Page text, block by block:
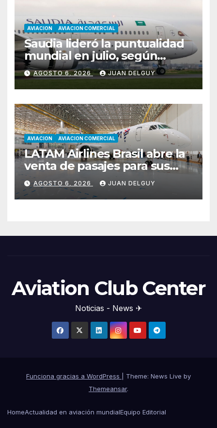
AVIACION AVIACION COMERCIAL
Saudia lideró la puntualidad
mundial en julio, según
Cirium
AGOSTO 6, 2026 JUAN DELGUY
AVIACION AVIACION COMERCIAL
LATAM Airlines Brasil abre la
venta de pasajes para sus
nuevos Embraer E195-E2 y
anuncia la expansión de su
red
AGOSTO 6, 2026 JUAN DELGUY
Aviation Club Center
Noticias - News ✈
Funciona gracias a WordPress
Theme: News Live by
Themeansar.
HomeActualidad en aviación mundialEquipo Editorial